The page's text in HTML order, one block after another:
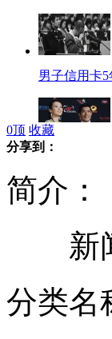
男子信用卡5
日"迈克尔
0顶 收藏
分享到：
简介：
新闻
分类名